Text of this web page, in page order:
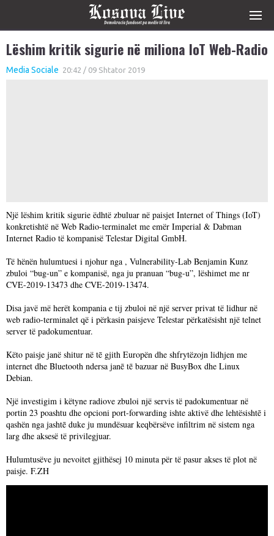
Lëshim kritik sigurie në miliona IoT Web-Radio
Media Sociale 20:42 / 09 Shtator 2019
Një lëshim kritik sigurie ëdhtë zbuluar në paisjet Internet of Things (IoT)
konkretishtë në Web Radio-terminalet me emër Imperial & Dabman
Internet Radio të kompanisë Telestar Digital GmbH.
Të hënën hulumtuesi i njohur nga , Vulnerability-Lab Benjamin Kunz
zbuloi “bug-un” e kompanisë, nga ju pranuan “bug-u”, lëshimet me nr
CVE-2019-13473 dhe CVE-2019-13474.
Disa javë më herët kompania e tij zbuloi në një server privat të lidhur në
web radio-terminalet që i përkasin paisjeve Telestar përkatësisht një telnet
server të padokumentuar.
Këto paisje janë shitur në tē gjith Europën dhe shfrytëzojn lidhjen me
internet dhe Bluetooth ndersa janē tē bazuar në BusyBox dhe Linux
Debian.
Një investigim i këtyne radiove zbuloi një servis të padokumentuar në
portin 23 poashtu dhe opcioni port-forwarding ishte aktivë dhe lehtësishtē i
qashën nga jashtē duke ju mundësuar keqbërsëve infiltrim në sistem nga
larg dhe aksesë të privilegjuar.
Hulumtusëve ju nevoitet gjithësej 10 minuta për të pasur akses të plot në
paisje. F.ZH